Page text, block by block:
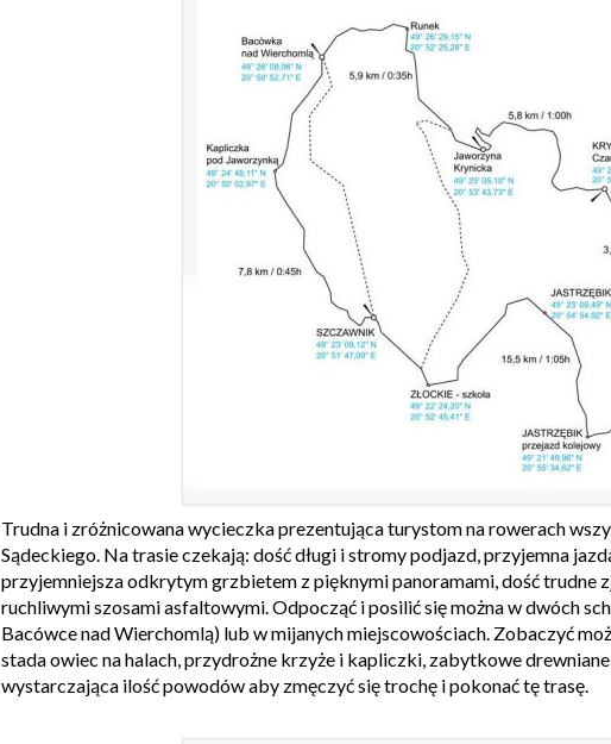
Trudna i zróżnicowana wycieczka prezentująca turystom na rowerach
Sądeckiego. Na trasie czekają: dość długi i stromy podjazd, przyjemna
przyjemniejsza odkrytym grzbietem z pięknymi panoramami, dość trudne
ruchliwymi szosami asfaltowymi. Odpocząć i posilić się można w dwóch
Bacówce nad Wierchomlą) lub w mijanych miejscowościach. Zobaczyć
stada owiec na halach, przydrożne krzyże i kapliczki, zabytkowe
wystarczająca ilość powodów aby zmęczyć się trochę i pokonać tę trasę.